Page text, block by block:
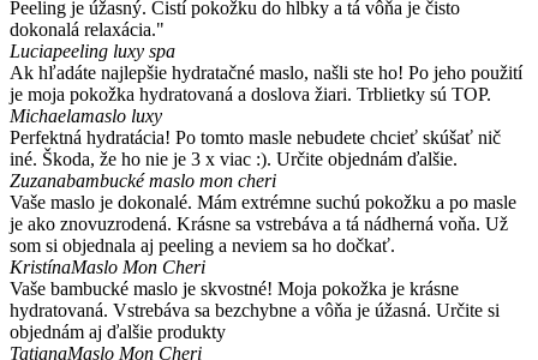
Peeling je úžasný. Čistí pokožku do hĺbky a tá vôňa je čisto
dokonalá relaxácia."
Luciapeeling luxy spa
Ak hľadáte najlepšie hydratačné maslo, našli ste ho! Po jeho použití
je moja pokožka hydratovaná a doslova žiari. Trblietky sú TOP.
Michaelamaslo luxy
Perfektná hydratácia! Po tomto masle nebudete chcieť skúšať nič
iné. Škoda, že ho nie je 3 x viac :). Určite objednám ďalšie.
Zuzanabambucké maslo mon cheri
Vaše maslo je dokonalé. Mám extrémne suchú pokožku a po masle
je ako znovuzrodená. Krásne sa vstrebáva a tá nádherná voňa. Už
som si objednala aj peeling a neviem sa ho dočkať.
KristínaMaslo Mon Cheri
Vaše bambucké maslo je skvostné! Moja pokožka je krásne
hydratovaná. Vstrebáva sa bezchybne a vôňa je úžasná. Určite si
objednám aj ďalšie produkty
TatianaMaslo Mon Cheri